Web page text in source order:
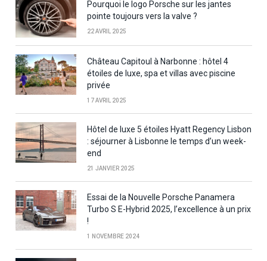
Pourquoi le logo Porsche sur les jantes
pointe toujours vers la valve ?
22 AVRIL 2025
Château Capitoul à Narbonne : hôtel 4
étoiles de luxe, spa et villas avec piscine
privée
17 AVRIL 2025
Hôtel de luxe 5 étoiles Hyatt Regency Lisbon
: séjourner à Lisbonne le temps d’un week-
end
21 JANVIER 2025
Essai de la Nouvelle Porsche Panamera
Turbo S E-Hybrid 2025, l’excellence à un prix
!
1 NOVEMBRE 2024